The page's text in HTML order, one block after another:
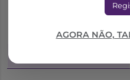
AGORA NÃO,
3,37€